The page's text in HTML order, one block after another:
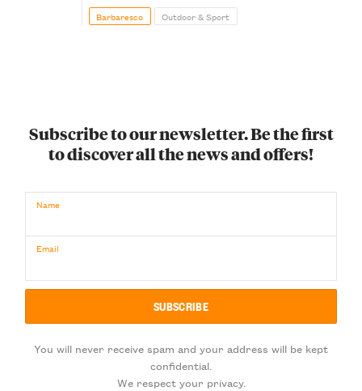
Barbaresco Outdoor & Sport
Subscribe to our newsletter. Be the first
to discover all the news and offers!
Name
Email
You will never receive spam and your address will be kept
confidential.
We respect your privacy.